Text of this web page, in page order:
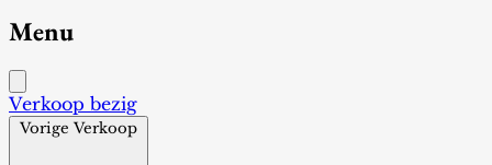
Menu
Verkoop bezig
Vorige Verkoop